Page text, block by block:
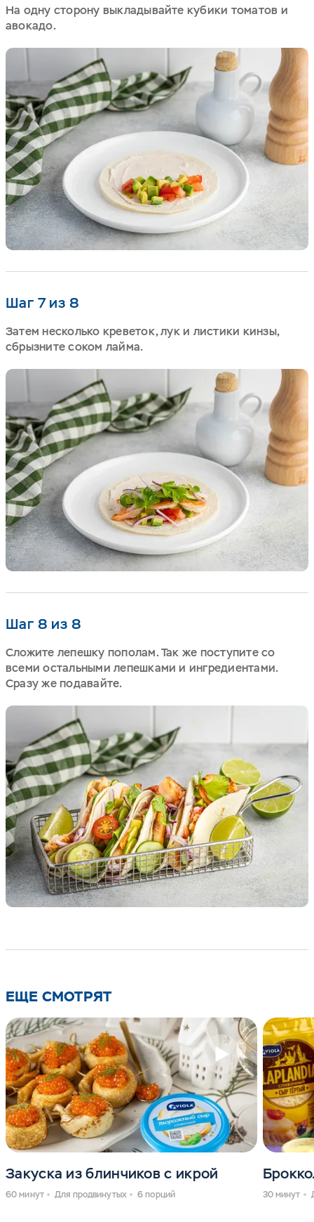
На одну сторону выкладывайте кубики томатов и
авокадо.
Шаг 7 из 8
Затем несколько креветок, лук и листики кинзы,
сбрызните соком лайма.
Шаг 8 из 8
Сложите лепешку пополам. Так же поступите со
всеми остальными лепешками и ингредиентами.
Сразу же подавайте.
ЕЩЕ СМОТРЯТ
Закуска из блинчиков с икрой
60 минут Для продвинутых 6 порций 30 минут